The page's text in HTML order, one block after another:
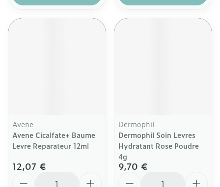
Avene
Avene Cicalfate+ Baume
Levre Reparateur 12ml
12,07 €
Dermophil
Dermophil Soin Levres
Hydratant Rose Poudre
4g
9,70 €